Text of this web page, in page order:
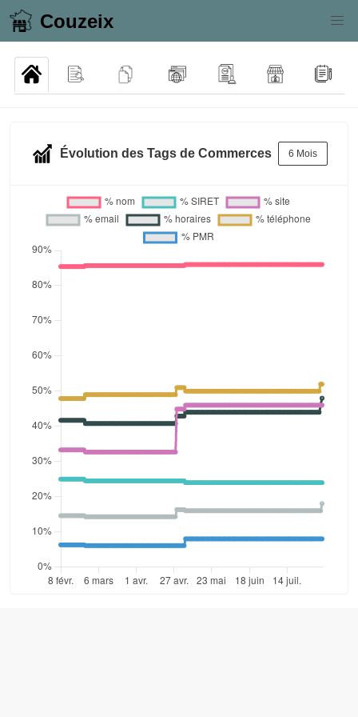
Couzeix
Évolution des Tags de Commerces 6 Mois